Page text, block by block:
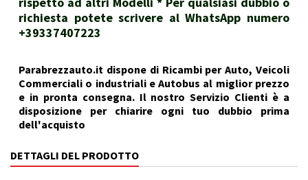
richiesta potete scrivere al WhatsApp numero
+39337407223
Parabrezzauto.it dispone di Ricambi per Auto, Veicoli
Commerciali o industriali e Autobus al miglior prezzo
e in pronta consegna. Il nostro Servizio Clienti è a
disposizione per chiarire ogni tuo dubbio prima
dell'acquisto
DETTAGLI DEL PRODOTTO